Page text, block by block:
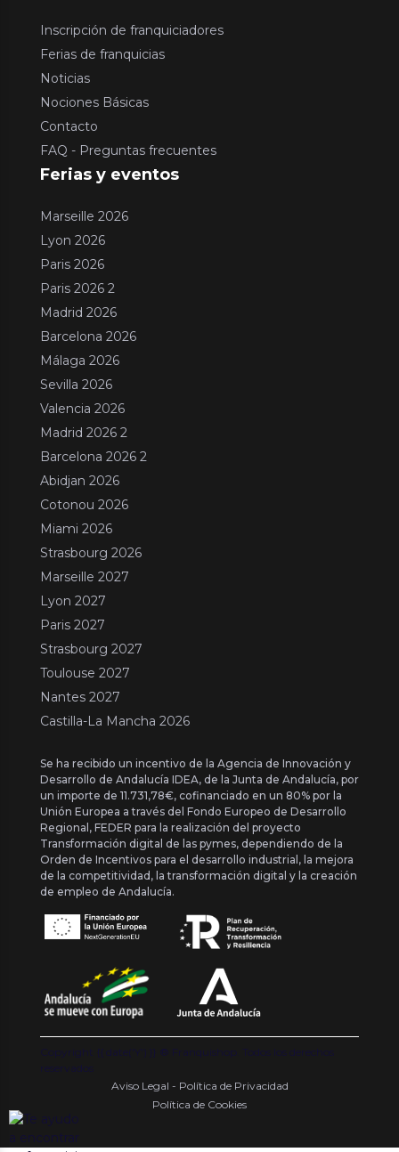
Inscripción de franquiciadores
Ferias de franquicias
Noticias
Nociones Básicas
Contacto
FAQ - Preguntas frecuentes
Ferias y eventos
Marseille 2026
Lyon 2026
Paris 2026
Paris 2026 2
Madrid 2026
Barcelona 2026
Málaga 2026
Sevilla 2026
Valencia 2026
Madrid 2026 2
Barcelona 2026 2
Abidjan 2026
Cotonou 2026
Miami 2026
Strasbourg 2026
Marseille 2027
Lyon 2027
Paris 2027
Strasbourg 2027
Toulouse 2027
Nantes 2027
Castilla-La Mancha 2026
Se ha recibido un incentivo de la Agencia de Innovación y
Desarrollo de Andalucía IDEA, de la Junta de Andalucía, por
un importe de 11.731,78€, cofinanciado en un 80% por la
Unión Europea a través del Fondo Europeo de Desarrollo
Regional, FEDER para la realización del proyecto
Transformación digital de las pymes, dependiendo de la
Orden de Incentivos para el desarrollo industrial, la mejora
de la competitividad, la transformación digital y la creación
de empleo de Andalucía.
Copyright {{ date('Y') }} ® Franquishop. Todos los derechos
reservados
Aviso Legal - Política de Privacidad
Política de Cookies